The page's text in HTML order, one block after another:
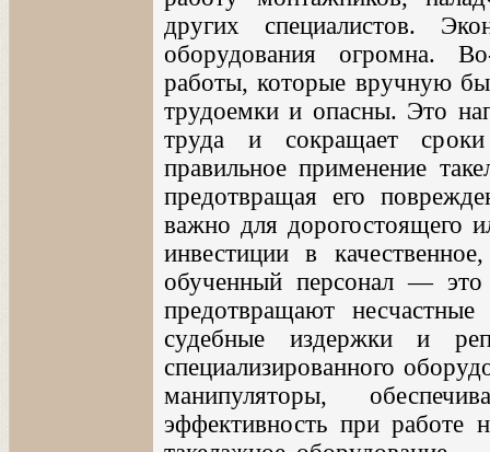
других специалистов.
оборудования огромна.
работы, которые вручную
трудоемки и опасны. Это
труда и сокращает
правильное применение
предотвращая его
важно для дорогостоящего
инвестиции в
обученный персонал — это
предотвращают
судебные издержки и
специализированного
манипуляторы,
эффективность при работе